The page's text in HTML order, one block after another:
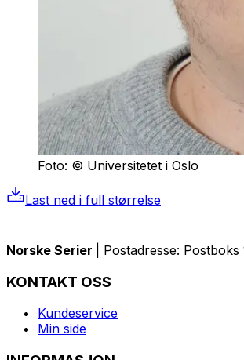
Foto: © Universitetet i Oslo
Last ned i full størrelse
Norske Serier | Postadresse:
KONTAKT OSS
Kundeservice
Min side